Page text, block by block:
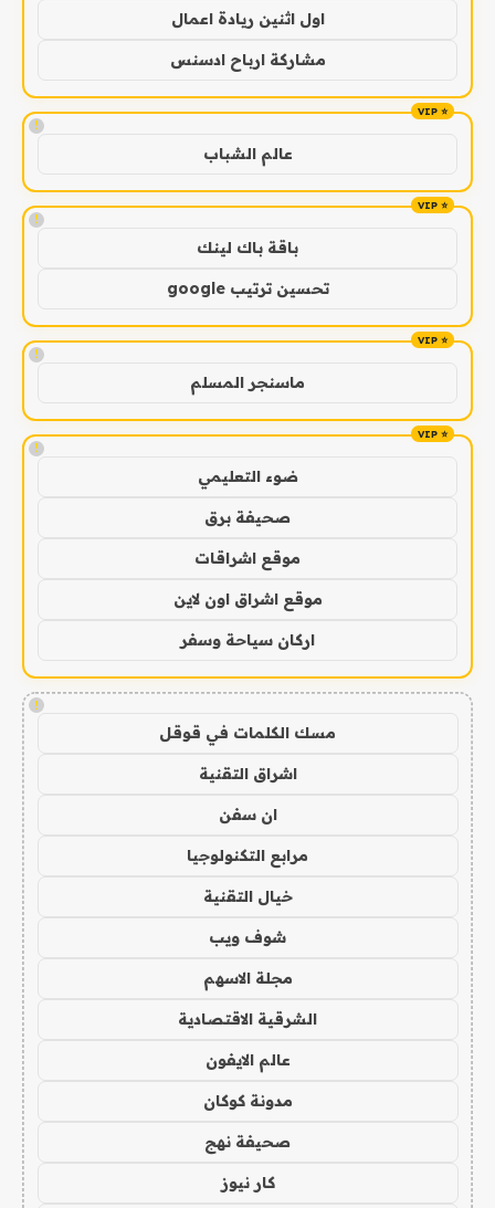
اول اثنين ريادة اعمال
مشاركة ارباح ادسنس
!
عالم الشباب
!
باقة باك لينك
تحسين ترتيب google
!
ماسنجر المسلم
!
ضوء التعليمي
صحيفة برق
موقع اشراقات
موقع اشراق اون لاين
اركان سياحة وسفر
!
مسك الكلمات في قوقل
اشراق التقنية
ان سفن
مرابع التكنولوجيا
خيال التقنية
شوف ويب
مجلة الاسهم
الشرقية الاقتصادية
عالم الايفون
مدونة كوكان
صحيفة نهج
كار نيوز